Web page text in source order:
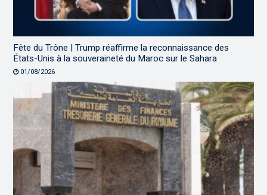
Fête du Trône | Trump réaffirme la reconnaissance des
États-Unis à la souveraineté du Maroc sur le Sahara
01/08/2026